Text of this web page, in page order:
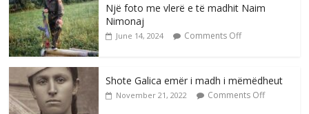
Një foto me vlerë e të madhit Naim
Nimonaj
June 14, 2024 Comments Off
Shote Galica emër i madh i mëmëdheut
November 21, 2022 Comments Off